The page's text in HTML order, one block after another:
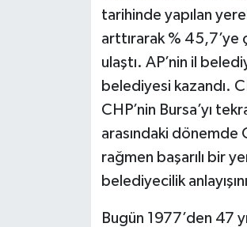
tarihinde yapılan
arttırarak % 45,7’ye
ulaştı. AP’nin il
belediyesi kazandı.
CHP’nin Bursa’yı
arasındaki dönemde
rağmen başarılı bir
belediyecilik
Bugün 1977’den 47